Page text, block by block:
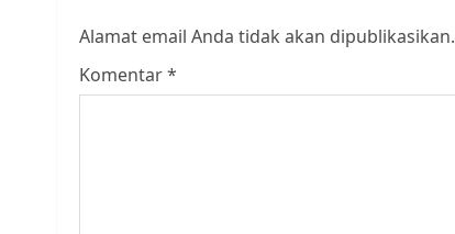
Alamat email Anda tidak akan dipublikasikan.
Komentar*